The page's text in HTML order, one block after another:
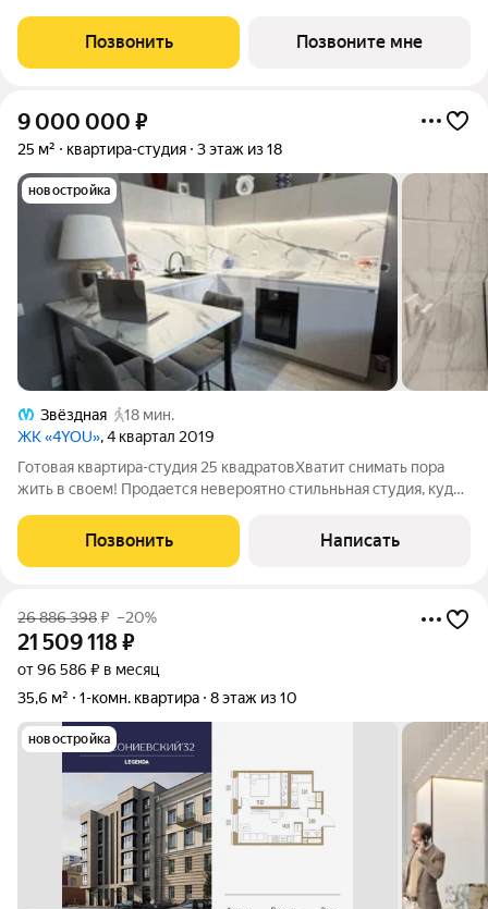
выделено под кухонную зону. Все окна выходят на одну
сторону. В квартире
Позвонить Позвоните мне
9 000 000 ₽
25 м² квартира-студия 3 этаж из 18
новостройка
Звёздная
18 мин.
ЖК «4YOU», 4 квартал 2019
Готовая квартира-студия 25 квадратовХватит снимать пора
жить в своем! Продается невероятно стильньная студия, куда
абсолютный move-in ready. Шикарный ремонт , чтобы вы
экономили сотни тысяч рублей и
Позвонить Написать
26 886 398₽ –20%
21 509 118₽
от 96 586 ₽ в месяц
35,6 м²
1-комн. квартира 8 этаж из 10
новостройка